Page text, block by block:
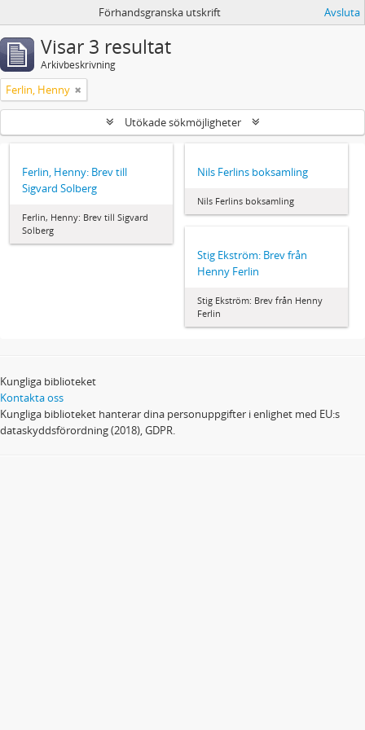
Förhandsgranska utskrift Avsluta
Visar 3 resultat
Arkivbeskrivning
Ferlin, Henny
Utökade sökmöjligheter
Ferlin, Henny: Brev till
Sigvard Solberg
Ferlin, Henny: Brev till Sigvard
Solberg
Nils Ferlins boksamling
Nils Ferlins boksamling
Stig Ekström: Brev från
Henny Ferlin
Stig Ekström: Brev från Henny
Ferlin
Kungliga biblioteket
Kontakta oss
Kungliga biblioteket hanterar dina personuppgifter i enlighet med EU:s
dataskyddsförordning (2018), GDPR.